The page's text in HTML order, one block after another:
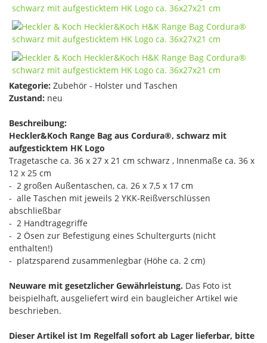
Kategorie: Zubehör - Holster und Taschen
Zustand: neu
Beschreibung:
Heckler&Koch Range Bag aus Cordura®, schwarz mit
aufgesticktem HK Logo
Tragetasche ca. 36 x 27 x 21 cm schwarz , Innenmaße ca. 36 x
12 x 25 cm
- 2 großen Außentaschen, ca. 26 x 7,5 x 17 cm
- alle Taschen mit jeweils 2 YKK-Reißverschlüssen
abschließbar
- 2 Handtragegriffe
- 2 Ösen zur Befestigung eines Schultergurts (nicht
enthalten!)
- platzsparend zusammenlegbar (Höhe ca. 2 cm)
Neuware mit gesetzlicher Gewährleistung. Das Foto ist
beispielhaft, ausgeliefert wird ein baugleicher Artikel wie
beschrieben.
Dieser Artikel ist Im Regelfall sofort ab Lager lieferbar, bitte